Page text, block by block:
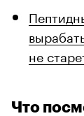
не
Что